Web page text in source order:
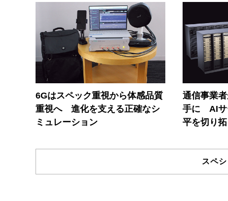
6Gはスペック重視から体感品質
重視へ 進化を支える正確なシ
ミュレーション
通信事業
手に AIサ
平を切り拓
スペ